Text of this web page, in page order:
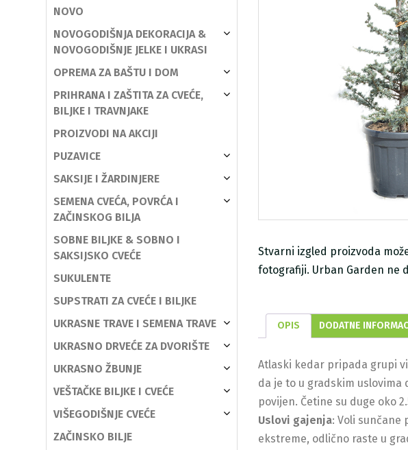
NOVO
NOVOGODIŠNJA DEKORACIJA &
NOVOGODIŠNJE JELKE I UKRASI
OPREMA ZA BAŠTU I DOM
PRIHRANA I ZAŠTITA ZA CVEĆE,
BILJKE I TRAVNJAKE
PROIZVODI NA AKCIJI
PUZAVICE
SAKSIJE I ŽARDINJERE
SEMENA CVEĆA, POVRĆA I
ZAČINSKOG BILJA
SOBNE BILJKE & SOBNO I
SAKSIJSKO CVEĆE
SUKULENTE
SUPSTRATI ZA CVEĆE I BILJKE
UKRASNE TRAVE I SEMENA TRAVE
UKRASNO DRVEĆE ZA DVORIŠTE
UKRASNO ŽBUNJE
VEŠTAČKE BILJKE I CVEĆE
VIŠEGODIŠNJE CVEĆE
ZAČINSKO BILJE
Stvarni izgled proizvoda
fotografiji. Urban Garden ne
OPIS DODATNE
Atlaski kedar pripada grupi
da je to u gradskim
povijen. Četine su duge oko
Uslovi gajenja: Voli sunčane
ekstreme, odlično raste u